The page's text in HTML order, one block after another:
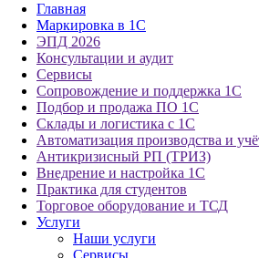
Главная
Маркировка в 1С
ЭПД 2026
Консультации и аудит
Сервисы
Сопровождение и поддержка 1С
Подбор и продажа ПО 1С
Склады и логистика с 1С
Автоматизация производства и
Антикризисный РП (ТРИЗ)
Внедрение и настройка 1С
Практика для студентов
Торговое оборудование и ТСД
Услуги
Наши услуги
Сервисы